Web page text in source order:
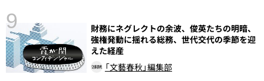
9
財務にネグレクトの余波、俊英たちの明暗、
強権発動に揺れる総務、世代交代の季節を迎
えた経産
「文藝春秋」編集部